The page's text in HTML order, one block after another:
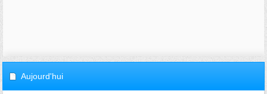
Aujourd'hui